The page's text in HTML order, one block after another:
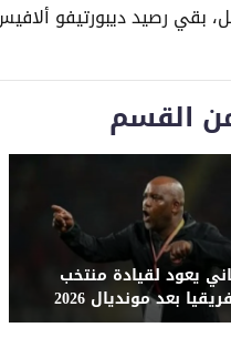
ألافيس عند 15 نقطة في المركز الرابع عشر، ليتلقى خسارته
القسم
يعود لقيادة منتخب
بعد مونديال 2026